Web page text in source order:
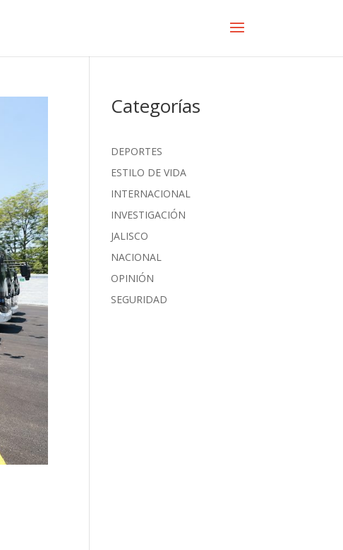
Categorías
DEPORTES
ESTILO DE VIDA
INTERNACIONAL
INVESTIGACIÓN
JALISCO
NACIONAL
OPINIÓN
SEGURIDAD